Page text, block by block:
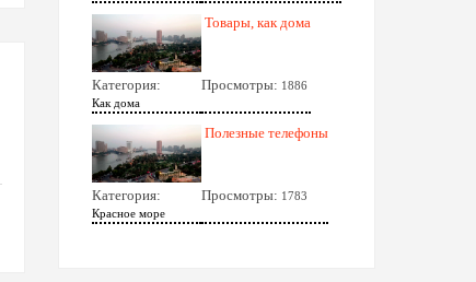
Товары, как дома
Категория:
Как дома
Просмотры: 1886
Полезные телефоны
Категория:
Красное море
Просмотры: 1783